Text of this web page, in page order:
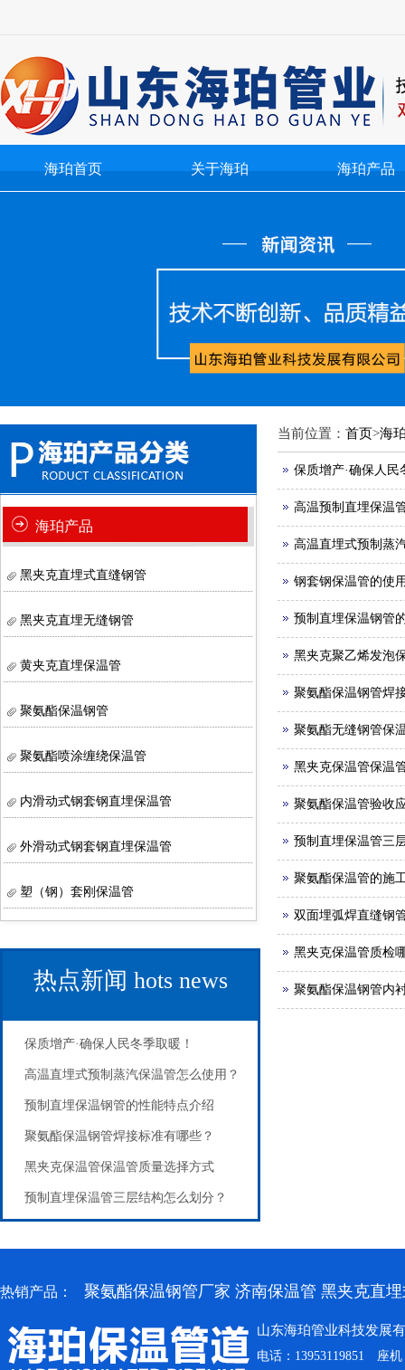
海珀首页 关于海珀 海珀产品
海珀产品
黑夹克直埋式直缝钢管
黑夹克直埋无缝钢管
黄夹克直埋保温管
聚氨酯保温钢管
聚氨酯喷涂缠绕保温管
内滑动式钢套钢直埋保温管
外滑动式钢套钢直埋保温管
塑（钢）套刚保温管
热点新闻 hots news
保质增产·确保人民冬季取暖！
高温直埋式预制蒸汽保温管怎么使用？
预制直埋保温钢管的性能特点介绍
聚氨酯保温钢管焊接标准有哪些？
黑夹克保温管保温管质量选择方式
预制直埋保温管三层结构怎么划分？
当前位置： 首页>海
保质增产·确保人民
高温预制直埋保温
高温直埋式预制蒸
钢套钢保温管的使
预制直埋保温钢管
黑夹克聚乙烯发泡
聚氨酯保温钢管焊
聚氨酯无缝钢管保
黑夹克保温管保温
聚氨酯保温管验收
预制直埋保温管三
聚氨酯保温管的施
双面埋弧焊直缝钢
黑夹克保温管质检
聚氨酯保温钢管内
热销产品： 聚氨酯保温钢管厂家 济南保温管 黑夹克直
山东海珀管业科技发
电话：13953119851 座